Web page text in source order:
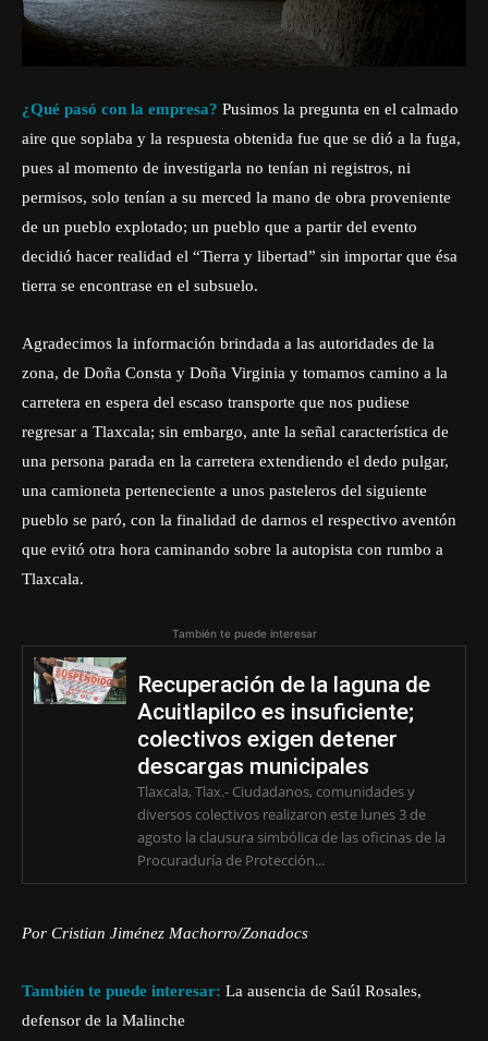
¿Qué pasó con la empresa? Pusimos la pregunta en el calmado
aire que soplaba y la respuesta obtenida fue que se dió a la fuga,
pues al momento de investigarla no tenían ni registros, ni
permisos, solo tenían a su merced la mano de obra proveniente
de un pueblo explotado; un pueblo que a partir del evento
decidió hacer realidad el “Tierra y libertad” sin importar que ésa
tierra se encontrase en el subsuelo.
Agradecimos la información brindada a las autoridades de la
zona, de Doña Consta y Doña Virginia y tomamos camino a la
carretera en espera del escaso transporte que nos pudiese
regresar a Tlaxcala; sin embargo, ante la señal característica de
una persona parada en la carretera extendiendo el dedo pulgar,
una camioneta perteneciente a unos pasteleros del siguiente
pueblo se paró, con la finalidad de darnos el respectivo aventón
que evitó otra hora caminando sobre la autopista con rumbo a
Tlaxcala.
También te puede interesar
Recuperación de la laguna de
Acuitlapilco es insuficiente;
colectivos exigen detener
descargas municipales
Tlaxcala, Tlax.- Ciudadanos, comunidades y
diversos colectivos realizaron este lunes 3 de
agosto la clausura simbólica de las oficinas de la
Procuraduría de Protección...
Por Cristian Jiménez Machorro/Zonadocs
También te puede interesar: La ausencia de Saúl Rosales,
defensor de la Malinche